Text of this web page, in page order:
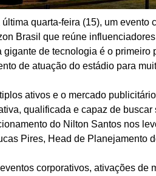
quarta-feira (15), um evento
Brasil que reúne
de tecnologia é o
de atuação do estádio para
ativos e o mercado
qualificada e capaz de
do Nilton Santos nos
Pires, Head de Planejamento
corporativos, ativações